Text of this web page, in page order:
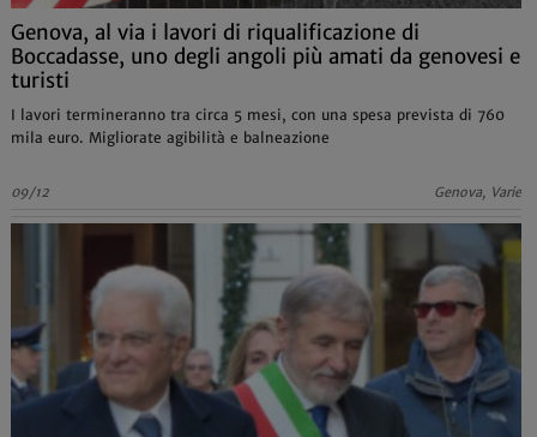
Genova, al via i lavori di riqualificazione di
Boccadasse, uno degli angoli più amati da genovesi e
turisti
I lavori termineranno tra circa 5 mesi, con una spesa prevista di 760
mila euro. Migliorate agibilità e balneazione
09/12 Genova, Varie